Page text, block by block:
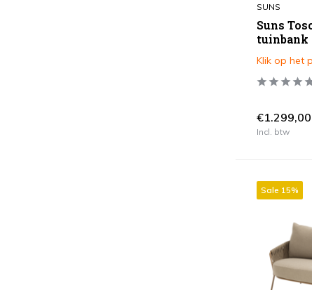
SUNS
Suns
tuinbank
Klik op het
€1.299,00
Incl. btw
Sale 15%